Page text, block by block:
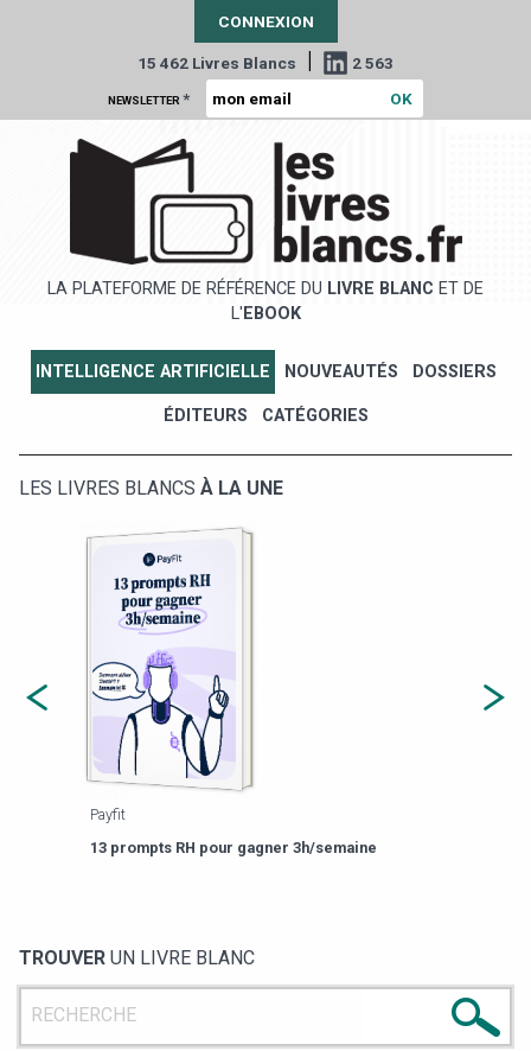
CONNEXION
15 462 Livres Blancs | 2 563
NEWSLETTER *
LA PLATEFORME DE RÉFÉRENCE DU LIVRE BLANC ET DE
L' EBOOK
INTELLIGENCE ARTIFICIELLE NOUVEAUTÉS DOSSIERS
ÉDITEURS CATÉGORIES
LES LIVRES BLANCS À LA UNE
Payfit
13 prompts RH pour gagner 3h/semaine
TROUVER UN LIVRE BLANC